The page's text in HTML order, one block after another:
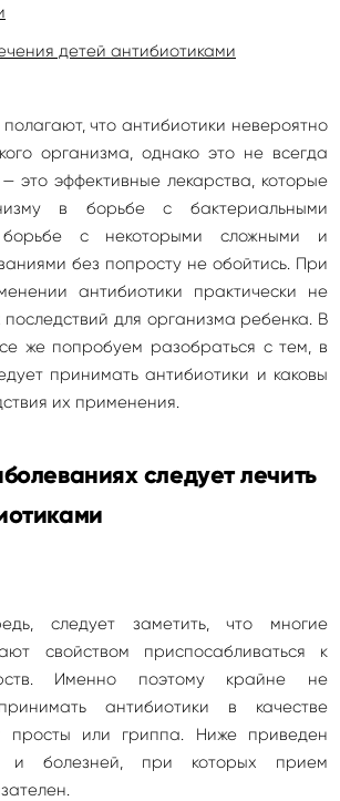
детей антибиотиками
что антибиотики невероятно
организма, однако это не всегда
это эффективные лекарства, которые
в борьбе с бактериальными
с некоторыми сложными и
без попросту не обойтись. При
антибиотики практически не
последствий для организма ребенка. В
же попробуем разобраться с тем, в
принимать антибиотики и каковы
их применения.
следует лечить
следует заметить, что многие
свойством приспосабливаться к
Именно поэтому крайне не
антибиотики в качестве
просты или гриппа. Ниже приведен
и болезней, при которых прием